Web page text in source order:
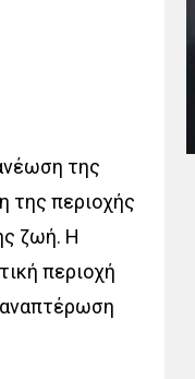
της
της περιοχής
ζωή. Η
περιοχή
αναπτέρωση